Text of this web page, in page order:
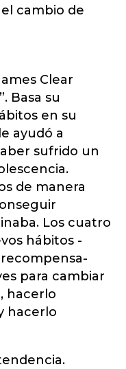
cambio de
Clear
Basa su
en su
ayudó a
sufrido un
de manera
Los cuatro
hábitos -
para cambiar
hacerlo
hacerlo